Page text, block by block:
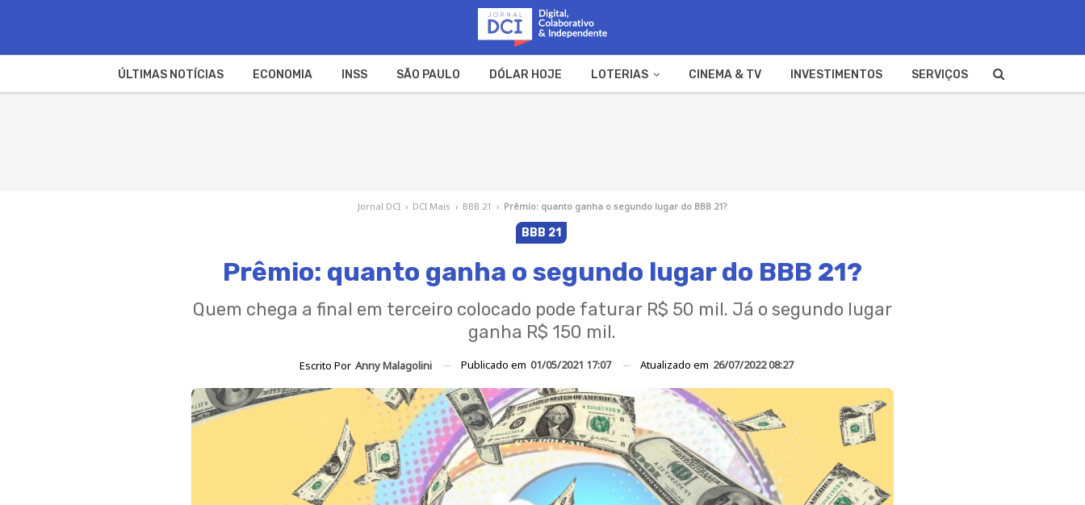
ÚLTIMAS NOTÍCIAS ECONOMIA INSS SÃO PAULO DÓLAR HOJE LOTERIAS CINEMA & TV INVESTIMENTOS SERVIÇOS
Jornal DCI › DCI Mais › BBB 21 › Prêmio: quanto ganha o segundo lugar do BBB 21?
BBB 21
Prêmio: quanto ganha o segundo lugar do BBB 21?
Quem chega a final em terceiro colocado pode faturar R$ 50 mil. Já o segundo lugar
ganha R$ 150 mil.
Escrito Por Anny Malagolini Publicado em 01/05/2021 17:07 Atualizado em 26/07/2022 08:27